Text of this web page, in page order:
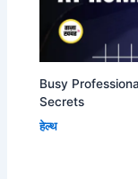
Busy
Secrets
हेल्थ